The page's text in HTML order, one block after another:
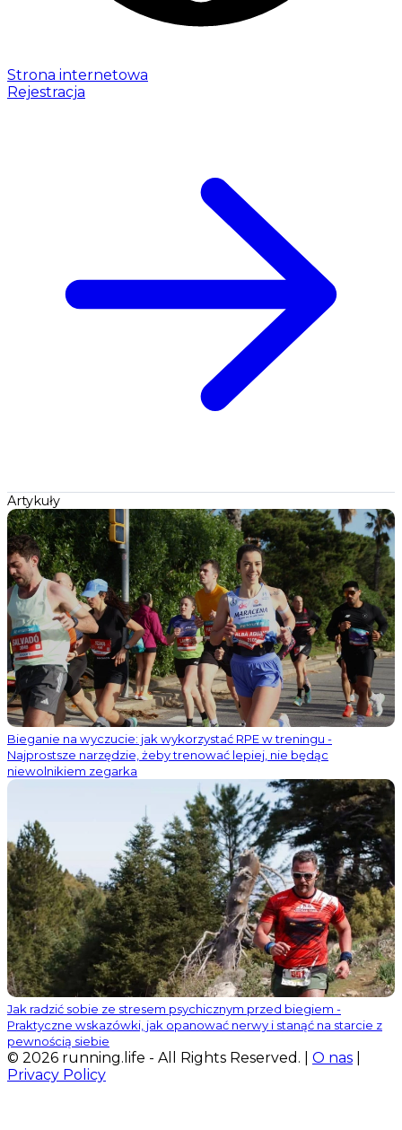
Strona internetowa
Rejestracja
Artykuły
Bieganie na wyczucie: jak wykorzystać RPE w treningu -
Najprostsze narzędzie, żeby trenować lepiej, nie będąc
niewolnikiem zegarka
Jak radzić sobie ze stresem psychicznym przed biegiem -
Praktyczne wskazówki, jak opanować nerwy i stanąć na starcie z
pewnością siebie
© 2026 running.life - All Rights Reserved. | O nas
Privacy Policy